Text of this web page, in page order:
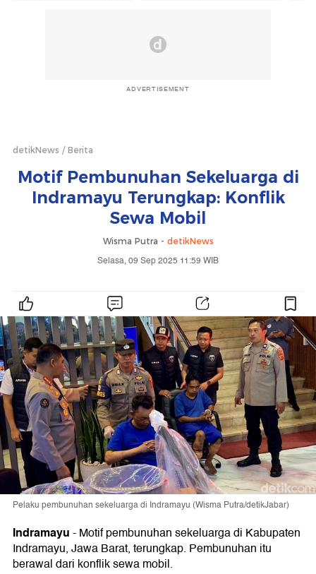
ADVERTISEMENT
detikNews Berita
Motif Pembunuhan Sekeluarga di
Indramayu Terungkap: Konflik
Sewa Mobil
Wisma Putra - detikNews
Selasa, 09 Sep 2025 11:59 WIB
Pelaku pembunuhan sekeluarga di Indramayu (Wisma Putra/detikJabar)
Indramayu-Motif pembunuhan sekeluarga di Kabupaten
Indramayu, Jawa Barat, terungkap. Pembunuhan itu
berawal dari konflik sewa mobil.